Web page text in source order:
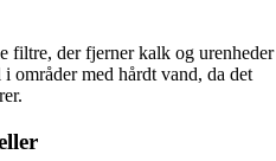
filtre, der fjerner kalk og urenheder
områder med hårdt vand, da det